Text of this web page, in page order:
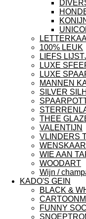
100% LEUK
LIEFS
LUXE
LUXE
MANNEN
SILVER
THEE
VALENTIJN
VLINDERS
WIE AAN
WOODART
Wijn /
KADO'S GEIN
BLACK &
FUNNY